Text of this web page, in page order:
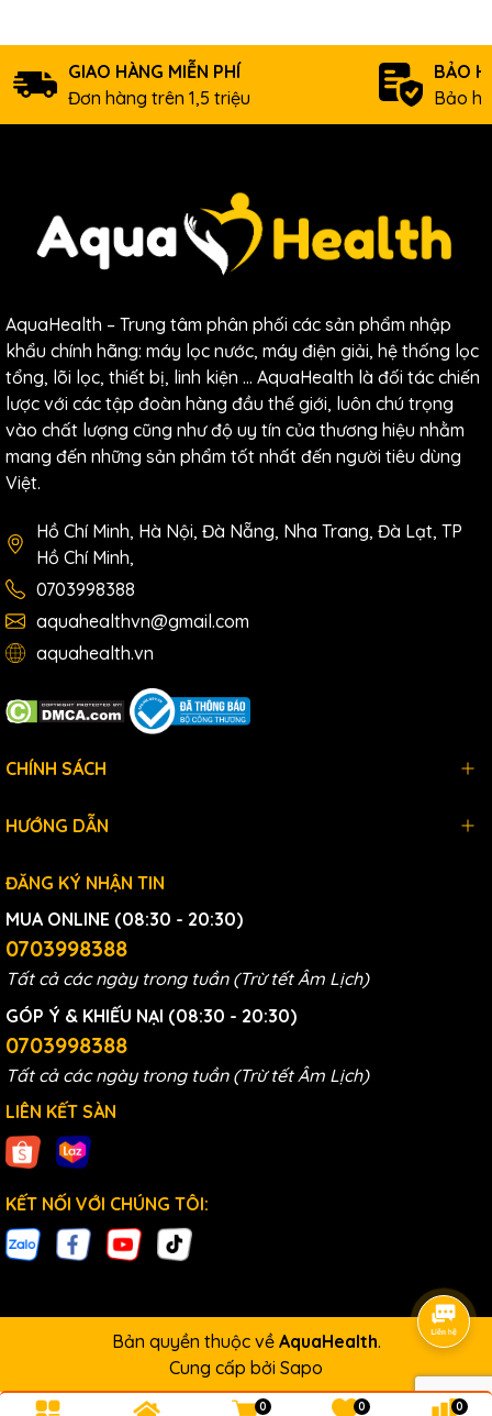
GIAO HÀNG MIỄN PHÍ
Đơn hàng trên 1,5 triệu
BẢO
Bảo
AquaHealth – Trung tâm phân phối các sản phẩm nhập
khẩu chính hãng: máy lọc nước, máy điện giải, hệ thống lọc
tổng, lõi lọc, thiết bị, linh kiện … AquaHealth là đối tác chiến
lược với các tập đoàn hàng đầu thế giới, luôn chú trọng
vào chất lượng cũng như độ uy tín của thương hiệu nhằm
mang đến những sản phẩm tốt nhất đến người tiêu dùng
Việt.
Hồ Chí Minh, Hà Nội, Đà Nẵng, Nha Trang, Đà Lạt, TP
Hồ Chí Minh,
0703998388
aquahealthvn@gmail.com
aquahealth.vn
CHÍNH SÁCH
HƯỚNG DẪN
ĐĂNG KÝ NHẬN TIN
MUA ONLINE (08:30 - 20:30)
0703998388
Tất cả các ngày trong tuần (Trừ tết Âm Lịch)
GÓP Ý & KHIẾU NẠI (08:30 - 20:30)
0703998388
Tất cả các ngày trong tuần (Trừ tết Âm Lịch)
LIÊN KẾT SÀN
KẾT NỐI VỚI CHÚNG TÔI:
Bản quyền thuộc về AquaHealth.
Cung cấp bởi Sapo
0 0 0